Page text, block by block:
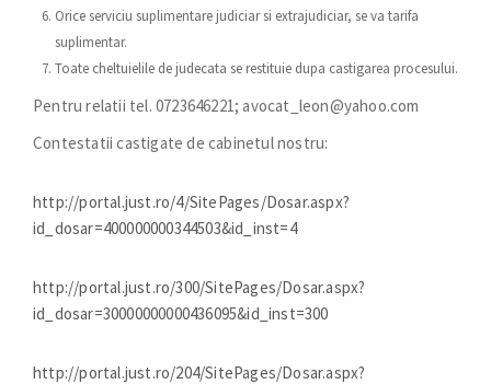
Orice serviciu suplimentare judiciar si extrajudiciar, se va tarifa
suplimentar.
Toate cheltuielile de judecata se restituie dupa castigarea procesului.
Pentru relatii tel. 0723646221; avocat_leon@yahoo.com
Contestatii castigate de cabinetul nostru:
http://portal.just.ro/4/SitePages/Dosar.aspx?
id_dosar=400000000344503&id_inst=4
http://portal.just.ro/300/SitePages/Dosar.aspx?
id_dosar=30000000000436095&id_inst=300
http://portal.just.ro/204/SitePages/Dosar.aspx?